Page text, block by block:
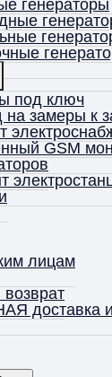
генераторы
под ключ
замеры к
GSM
лицам
возврат
доставка